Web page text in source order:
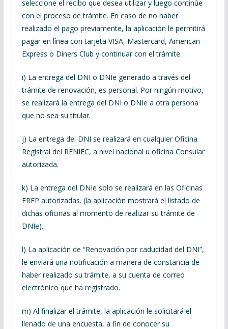
seleccione el recibo que desea utilizar y luego continúe
con el proceso de trámite. En caso de no haber
realizado el pago previamente, la aplicación le permitirá
pagar en línea con tarjeta VISA, Mastercard, American
Express o Diners Club y continuar con el trámite.
i) La entrega del DNI o DNIe generado a través del
trámite de renovación, es personal. Por ningún motivo,
se realizará la entrega del DNI o DNIe a otra persona
que no sea su titular.
j) La entrega del DNI se realizará en cualquier Oficina
Registral del RENIEC, a nivel nacional u oficina Consular
autorizada.
k) La entrega del DNIe solo se realizará en las Oficinas
EREP autorizadas. (la aplicación mostrará el listado de
dichas oficinas al momento de realizar su trámite de
DNIe).
l) La aplicación de “Renovación por caducidad del DNI”,
le enviará una notificación a manera de constancia de
haber realizado su trámite, a su cuenta de correo
electrónico que ha registrado.
m) Al finalizar el trámite, la aplicación le solicitará el
llenado de una encuesta, a fin de conocer su